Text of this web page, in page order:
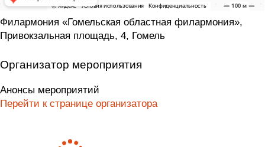
Филармония «Гомельская областная филармония»,
Привокзальная площадь, 4, Гомель
Организатор мероприятия
Анонсы мероприятий
Перейти к странице организатора